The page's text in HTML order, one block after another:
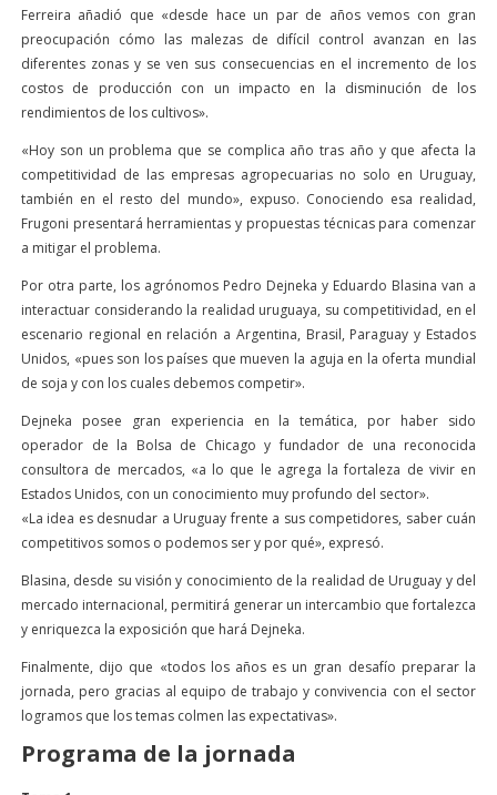
Ferreira añadió que «desde hace un par de años vemos con gran
preocupación cómo las malezas de difícil control avanzan en las
diferentes zonas y se ven sus consecuencias en el incremento de los
costos de producción con un impacto en la disminución de los
rendimientos de los cultivos».
«Hoy son un problema que se complica año tras año y que afecta la
competitividad de las empresas agropecuarias no solo en Uruguay,
también en el resto del mundo», expuso. Conociendo esa realidad,
Frugoni presentará herramientas y propuestas técnicas para comenzar
a mitigar el problema.
Por otra parte, los agrónomos Pedro Dejneka y Eduardo Blasina van a
interactuar considerando la realidad uruguaya, su competitividad, en el
escenario regional en relación a Argentina, Brasil, Paraguay y Estados
Unidos, «pues son los países que mueven la aguja en la oferta mundial
de soja y con los cuales debemos competir».
Dejneka posee gran experiencia en la temática, por haber sido
operador de la Bolsa de Chicago y fundador de una reconocida
consultora de mercados, «a lo que le agrega la fortaleza de vivir en
Estados Unidos, con un conocimiento muy profundo del sector».
«La idea es desnudar a Uruguay frente a sus competidores, saber cuán
competitivos somos o podemos ser y por qué», expresó.
Blasina, desde su visión y conocimiento de la realidad de Uruguay y del
mercado internacional, permitirá generar un intercambio que fortalezca
y enriquezca la exposición que hará Dejneka.
Finalmente, dijo que «todos los años es un gran desafío preparar la
jornada, pero gracias al equipo de trabajo y convivencia con el sector
logramos que los temas colmen las expectativas».
Programa de la jornada